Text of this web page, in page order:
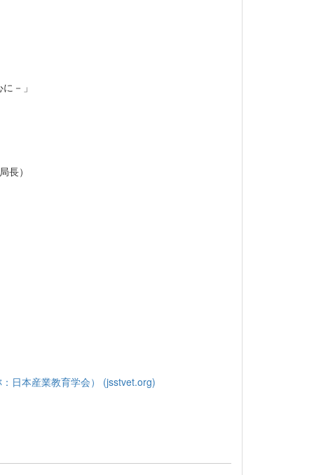
－」
長）
日本産業教育学会） (jsstvet.org)